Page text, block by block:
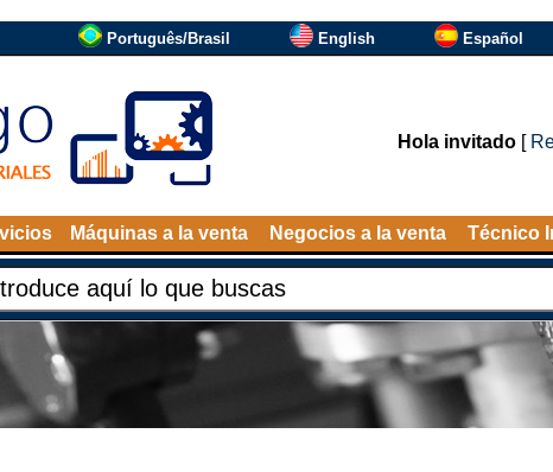
Português/Brasil English Español
Hola invitado[
Máquinas a la venta Negocios a la venta Técnico